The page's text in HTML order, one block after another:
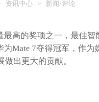
资讯中心 > 新闻·评论
高的奖项之一，最佳智
为Mate 7夺得冠军，作为
出更大的贡献。